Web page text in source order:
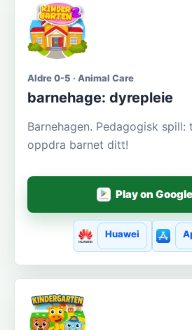
Aldre 0-5 · Animal Care
barnehage: dyrepleie
Barnehagen. Pedagogisk spill:
oppdra barnet ditt!
Play on
Huawei